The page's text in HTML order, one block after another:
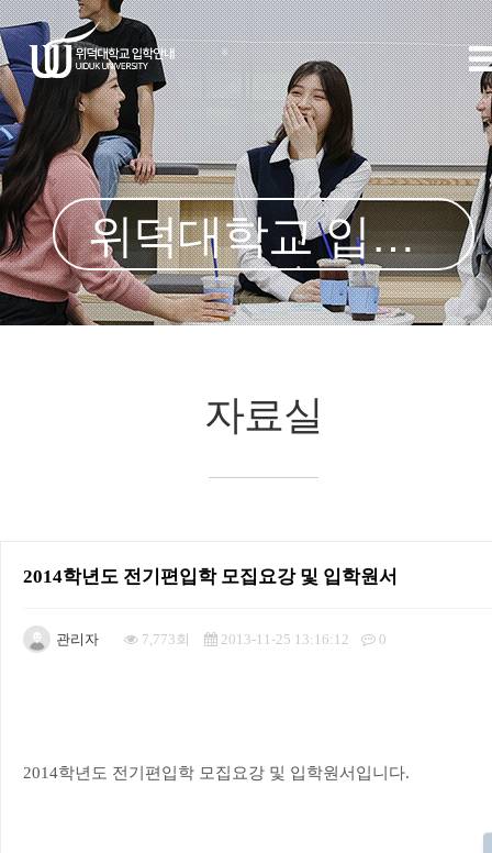
위덕대학교 입학처
자료실
2014학년도 전기편입학 모집요강 및 입학원서
관리자 7,773회 2013-11-25 13:16:12 0
2014학년도 전기편입학 모집요강 및 입학원서입니다.